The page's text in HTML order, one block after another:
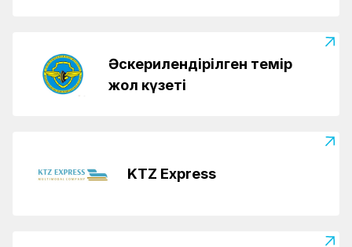
Әскерилендірілген темір
жол күзеті
KTZ Express